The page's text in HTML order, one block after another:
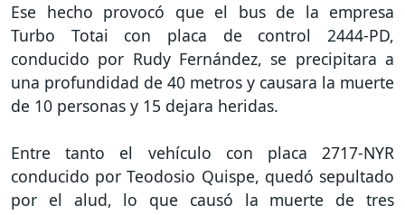
Ese hecho provocó que el bus de la empresa
Turbo Totai con placa de control 2444-PD,
conducido por Rudy Fernández, se precipitara a
una profundidad de 40 metros y causara la muerte
de 10 personas y 15 dejara heridas.
Entre tanto el vehículo con placa 2717-NYR
conducido por Teodosio Quispe, quedó sepultado
por el alud, lo que causó la muerte de tres